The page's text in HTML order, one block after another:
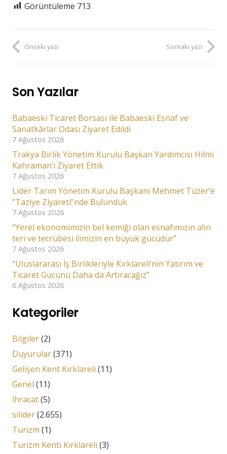
Görüntüleme 713
Önceki yazı Sonraki yazı
Son Yazılar
Babaeski Ticaret Borsası ile Babaeski Esnaf ve
Sanatkârlar Odası Ziyaret Edildi
7 Ağustos 2026
Trakya Birlik Yönetim Kurulu Başkan Yardımcısı Hilmi
Kahraman’ı Ziyaret Ettik
7 Ağustos 2026
Lider Tarım Yönetim Kurulu Başkanı Mehmet Tüzer’e
“Taziye Ziyareti”nde Bulunduk
7 Ağustos 2026
“Yerel ekonomimizin bel kemiği olan esnafımızın alın
teri ve tecrübesi ilimizin en büyük gücüdür”
7 Ağustos 2026
“Uluslararası İş Birlikleriyle Kırklareli’nin Yatırım ve
Ticaret Gücünü Daha da Artıracağız”
6 Ağustos 2026
Kategoriler
Bilgiler(2)
Duyurular(371)
Gelişen Kent Kırklareli (11)
Genel (11)
İhracat(5)
silider(2.655)
Turizm (1)
Turizm Kenti Kırklareli (3)